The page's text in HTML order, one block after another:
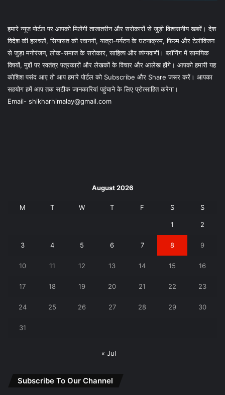
हमारे न्यूज पोर्टल पर आपको मिलेंगी ताजातरीन और सरोकारों से जुड़ी विश्वसनीय खबरें। देश
विदेश की हलचलें, सियासत की रवानगी, यात्रा-पर्यटन के घटनाक्रम, फिल्म और टेलीविजन
से जुड़ा मनोरंजन, लोक-समाज के सरोकार, साहित्य और व्यंग्यवाणी। ब्लॉगिंग में सामयिक
विषयों, मुद्दों पर स्वतंत्र पत्रकारों और लेखकों के विचार और आलेख होंगे। आपको हमारी यह
कोशिश पसंद आए तो आप हमारे पोर्टल को Subscribe और Share जरूर करें। आपका
सहयोग हमें आप तक सटीक जानकारियां पहुंचाने के लिए प्रोत्साहित करेगा।
Email- shikharhimalay@gmail.com
August 2026
M T W T F S S
1 2
3 4 5 6 7 8 9
10 11 12 13 14 15 16
17 18 19 20 21 22 23
24 25 26 27 28 29 30
31
« Jul
Subscribe To Our Channel